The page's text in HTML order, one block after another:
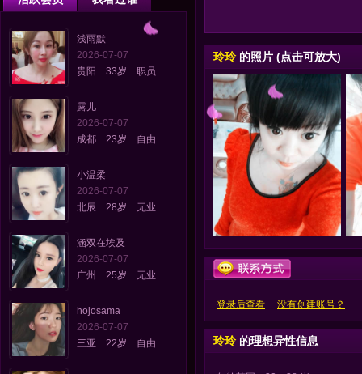
浅雨默
2026-07-07
贵阳 33岁 职员
露儿
2026-07-07
成都 23岁 自由
小温柔
2026-07-07
北辰 28岁 无业
涵双在埃及
2026-07-07
广州 25岁 无业
hojosama
2026-07-07
三亚 22岁 自由
玲玲的照片 (点击可放大)
登录后查看 没有创建账号？
玲玲的理想异性信息